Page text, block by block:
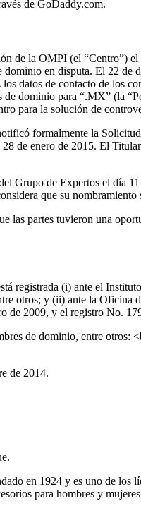
de GoDaddy.com.
de la OMPI (el “Centro”)
en disputa. El 22
datos de contacto de
dominio para “.MX” (la
para la solución de
formalmente la
de enero de 2015. El
Grupo de Expertos el día
que su nombramiento
las partes tuvieron una
registrada (i) ante el
otros; y (ii) ante la
2009, y el registro No.
de dominio, entre
de 2014.
en 1924 y es uno de
para hombres y